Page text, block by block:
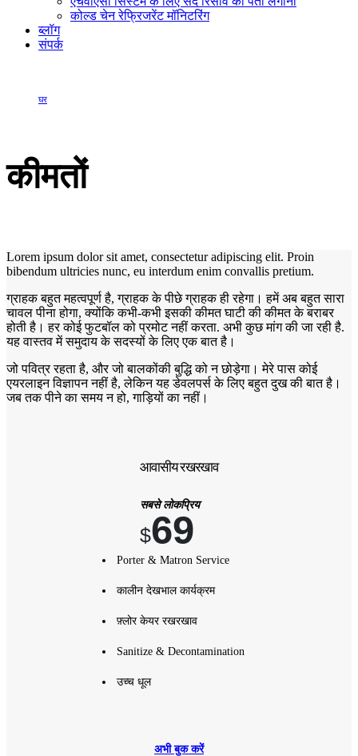
कोल्ड चेन रेफ्रिजरेंट मॉनिटरिंग
ब्लॉग
संपर्क
घर
कीमतों
Lorem ipsum dolor sit amet, consectetur adipiscing elit. Proin
bibendum ultricies nunc, eu interdum enim convallis pretium.
ग्राहक बहुत महत्वपूर्ण है, ग्राहक के पीछे ग्राहक ही रहेगा। हमें अब बहुत सारा
चावल पीना होगा, क्योंकि कभी-कभी इसकी कीमत घाटी की कीमत के बराबर
होती है। हर कोई फुटबॉल को प्रमोट नहीं करता. अभी कुछ मांग की जा रही है.
यह वास्तव में समुदाय के सदस्यों के लिए एक बात है।
जो पवित्र रहता है, और जो बालकोंकी बुद्धि को न छोड़ेगा। मेरे पास कोई
एयरलाइन विज्ञापन नहीं है, लेकिन यह डेवलपर्स के लिए बहुत दुख की बात है।
जब तक पीने का समय न हो, गाड़ियों का नहीं।
आवासीय रखरखाव
सबसे लोकप्रिय
$69
अभी बुक करें
Porter & Matron Service
कालीन देखभाल कार्यक्रम
फ़्लोर केयर रखरखाव
Sanitize & Decontamination
उच्च धूल